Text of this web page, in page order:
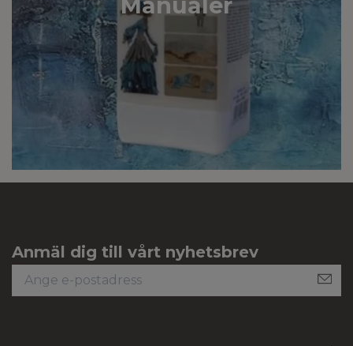
Anmäl dig till vårt nyhetsbrev